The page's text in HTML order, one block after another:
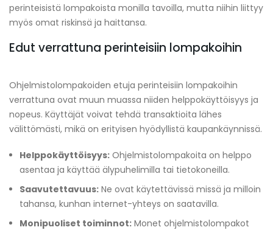
perinteisistä lompakoista monilla tavoilla, mutta niihin liittyy
myös omat riskinsä ja haittansa.
Edut verrattuna perinteisiin lompakoihin
Ohjelmistolompakoiden etuja perinteisiin lompakoihin
verrattuna ovat muun muassa niiden helppokäyttöisyys ja
nopeus. Käyttäjät voivat tehdä transaktioita lähes
välittömästi, mikä on erityisen hyödyllistä kaupankäynnissä.
Helppokäyttöisyys: Ohjelmistolompakoita on helppo
asentaa ja käyttää älypuhelimilla tai tietokoneilla.
Saavutettavuus: Ne ovat käytettävissä missä ja milloin
tahansa, kunhan internet-yhteys on saatavilla.
Monipuoliset toiminnot: Monet ohjelmistolompakot